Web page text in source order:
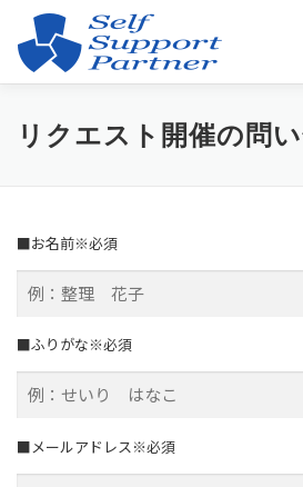
SERVICES ABOUT
リクエスト開催の問
■お名前※必須
■ふりがな※必須
■メールアドレス※必須